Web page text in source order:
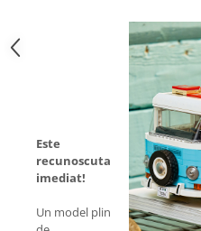
Este
recunoscuta
imediat!
Un model plin